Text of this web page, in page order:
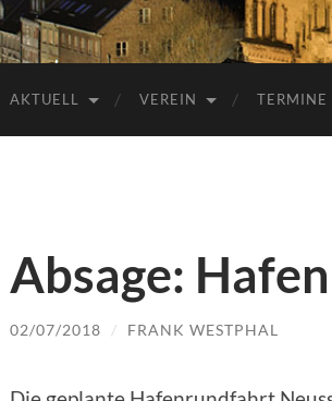
AKTUELL VEREIN TERMINE
Absage:
02/07/2018 / FRANK WESTPHAL